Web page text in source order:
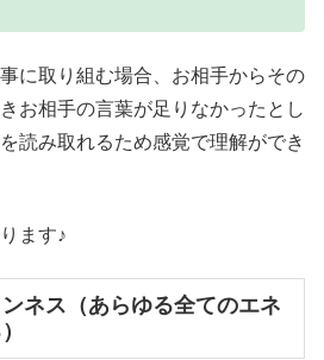
に取り組む場合、お相手からその
お相手の言葉が足りなかったとし
読み取れるため感覚で理解ができ
ます♪
ネス（あらゆる全てのエネ